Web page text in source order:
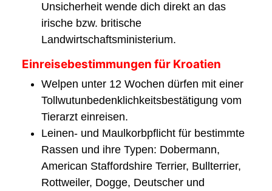
Unsicherheit wende dich direkt an das
irische bzw. britische
Landwirtschaftsministerium.
Einreisebestimmungen für Kroatien
Welpen unter 12 Wochen dürfen mit einer
Tollwutunbedenklichkeitsbestätigung vom
Tierarzt einreisen.
Leinen- und Maulkorbpflicht für bestimmte
Rassen und ihre Typen: Dobermann,
American Staffordshire Terrier, Bullterrier,
Rottweiler, Dogge, Deutscher und